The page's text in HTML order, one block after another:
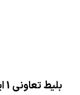
بلیط تعاونی 1 ایران پیما شهید کلانتری